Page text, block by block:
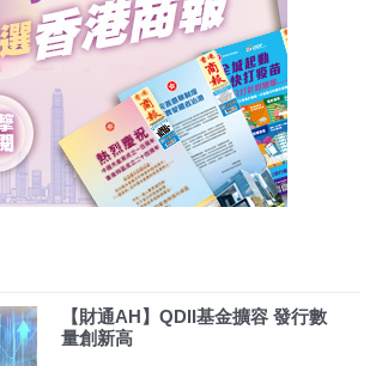
【財通AH】QDII基金擴容 發行數
量創新高